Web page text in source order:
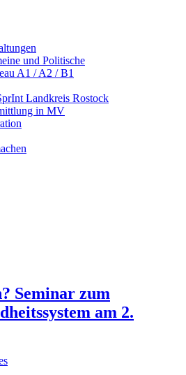
und Politische
A1 / A2 / B1
Landkreis Rostock
in MV
Seminar zum
am 2.